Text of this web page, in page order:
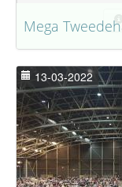
Mega
13-03-2022